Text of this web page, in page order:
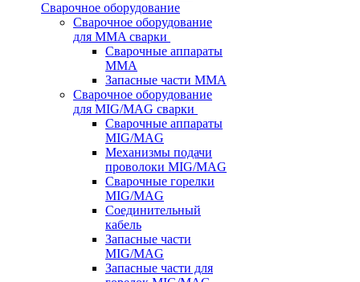
Сварочное оборудование
Сварочное оборудование
для MMA сварки
Сварочные аппараты
MMA
Запасные части MMA
Сварочное оборудование
для MIG/MAG сварки
Сварочные аппараты
MIG/MAG
Механизмы подачи
проволоки MIG/MAG
Сварочные горелки
MIG/MAG
Соединительный
кабель
Запасные части
MIG/MAG
Запасные части для